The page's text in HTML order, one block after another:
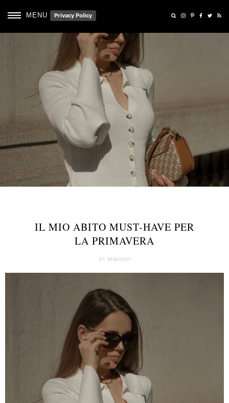
MENU Privacy Policy
IL MIO ABITO MUST-HAVE PER
LA PRIMAVERA
03 MAGGIO